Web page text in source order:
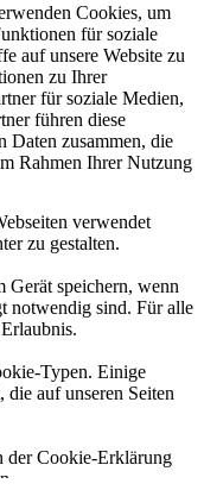
Cookies, um
für soziale
auf unsere Website zu
zu Ihrer
für soziale Medien,
führen diese
Daten zusammen, die
Rahmen Ihrer Nutzung
verwendet
zu gestalten.
Gerät speichern, wenn
notwendig sind. Für alle
Typen. Einige
auf unseren Seiten
der Cookie-Erklärung